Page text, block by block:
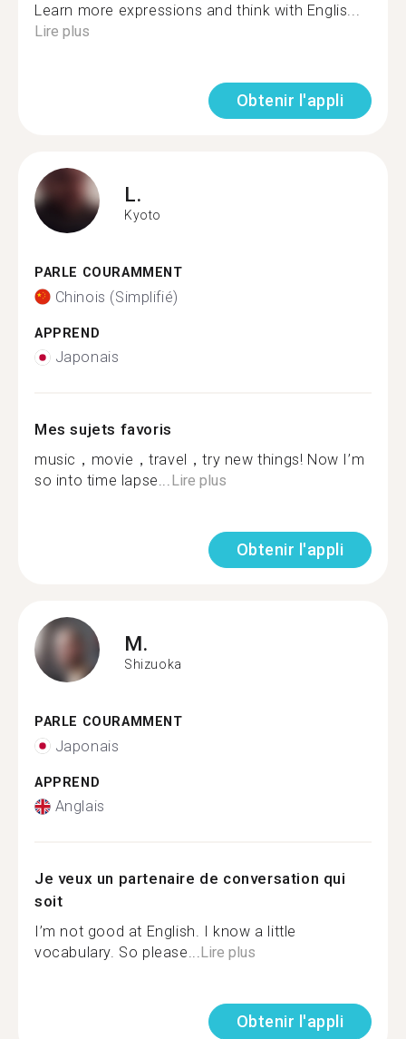
Learn more expressions and think with Englis...
Lire plus
Obtenir l'appli
L.
Kyoto
PARLE COURAMMENT
Chinois (Simplifié)
APPREND
Japonais
Mes sujets favoris
music，movie，travel，try new things! Now I’m
so into time lapse...Lire plus
Obtenir l'appli
M.
Shizuoka
PARLE COURAMMENT
Japonais
APPREND
Anglais
Je veux un partenaire de conversation qui
soit
I’m not good at English. I know a little
vocabulary. So please...Lire plus
Obtenir l'appli